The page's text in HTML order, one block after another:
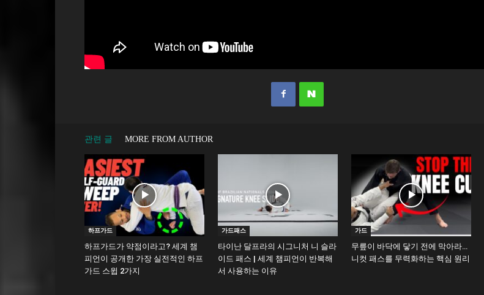
진
관련 글 MORE FROM AUTHOR
하프가드
하프가드가 약점이라고? 세계 챔
피언이 공개한 가장 실전적인 하프
가드 스윕 2가지
가드패스
타이난 달프라의 시그니처 니 슬라
이드 패스 | 세계 챔피언이 반복해
서 사용하는 이유
가드
무릎이 바닥에 닿기 전에 막아라…
니컷 패스를 무력화하는 핵심 원리